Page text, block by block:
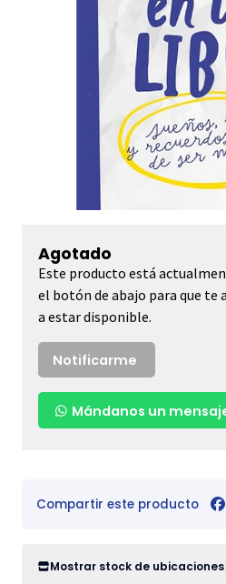
Agotado
Este producto está
el botón de abajo para que te
a estar disponible.
Notificarme
Mándanos un
Compartir este producto
Mostrar stock de ubicaciones